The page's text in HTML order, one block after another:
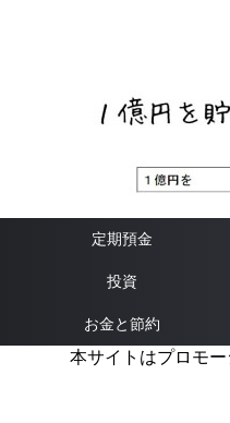
定期預金
投資
お金と節約
本サイトはプロモ